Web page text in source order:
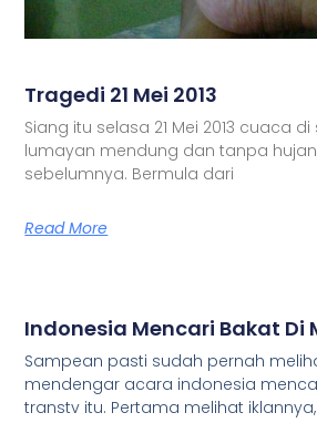
Tragedi 21 Mei 2013
Siang itu selasa 21 Mei 2013 cuaca
lumayan mendung dan tanpa
sebelumnya. Bermula dari
Read More
Indonesia Mencari Bakat Di
Sampean pasti sudah pernah
mendengar acara indonesia
transtv itu. Pertama melihat